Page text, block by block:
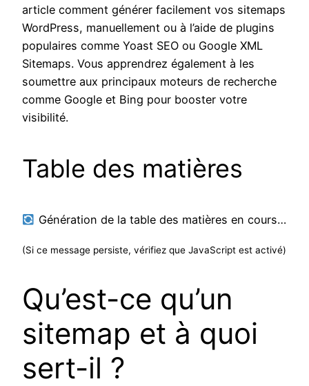
article comment générer facilement vos sitemaps
WordPress, manuellement ou à l’aide de plugins
populaires comme Yoast SEO ou Google XML
Sitemaps. Vous apprendrez également à les
soumettre aux principaux moteurs de recherche
comme Google et Bing pour booster votre
visibilité.
Table des matières
Génération de la table des matières en cours…
(Si ce message persiste, vérifiez que JavaScript est activé)
Qu’est-ce qu’un
sitemap et à quoi
sert-il ?